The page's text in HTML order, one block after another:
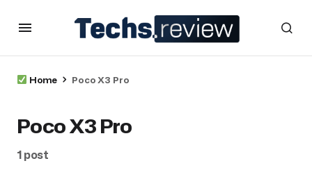
Home Poco X3 Pro
Poco X3 Pro
1 post